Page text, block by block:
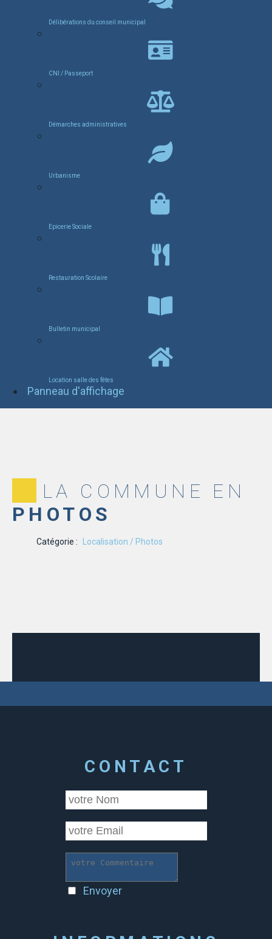
Délibérations du conseil municipal
CNI / Passeport
Démarches administratives
Urbanisme
Epicerie Sociale
Restauration Scolaire
Bulletin municipal
Location salle des fêtes
Panneau d'affichage
LA COMMUNE EN
PHOTOS
Catégorie : Localisation / Photos
CONTACT
Envoyer